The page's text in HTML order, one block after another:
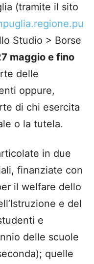
(tramite il sito
Studio > Borse
maggio e fino
delle
oppure,
di chi esercita
o la tutela.
in due
finanziate con
il welfare dello
e del
e
delle scuole
quelle